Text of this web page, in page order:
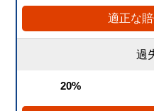
適正な
過
20%